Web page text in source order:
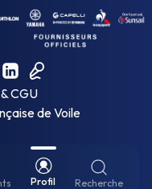
Profil Recherche
CGU
de Voile